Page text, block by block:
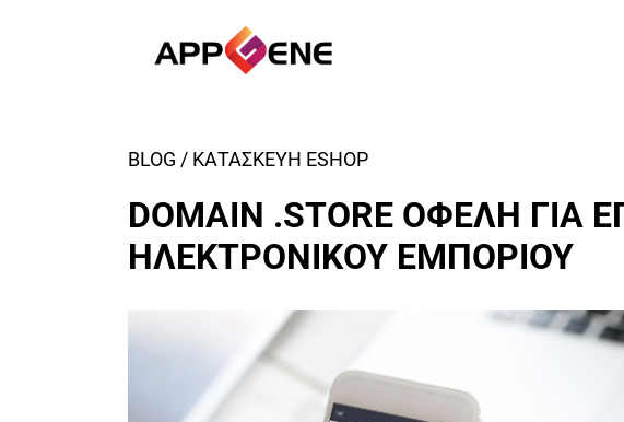
BLOG / ΚΑΤΑΣΚΕΥΗ ESHOP
DOMAIN .STORE ΟΦΕΛΗ ΓΙΑ
ΗΛΕΚΤΡΟΝΙΚΟΥ ΕΜΠΟΡΙΟΥ